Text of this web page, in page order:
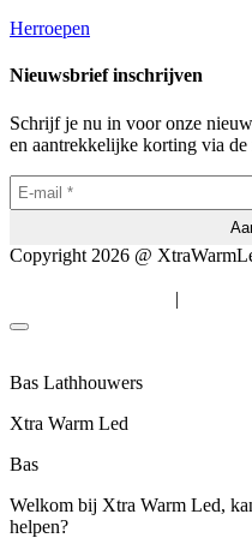
Herroepen
Nieuwsbrief inschrijven
Schrijf je nu in voor onze
en aantrekkelijke korting via de
Copyright 2026 @
|
Bas Lathhouwers
Xtra Warm Led
Bas
Welkom bij Xtra Warm Led,
helpen?